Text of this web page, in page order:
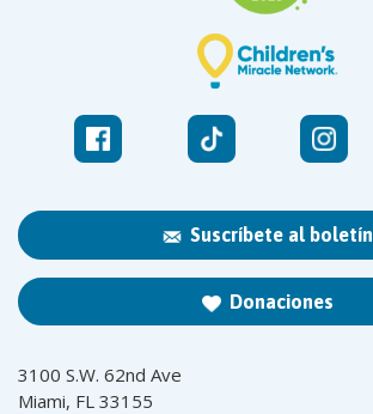
Suscríbete al boletín
Donaciones
3100 S.W. 62nd Ave
Miami, FL 33155